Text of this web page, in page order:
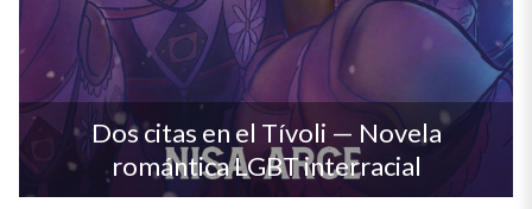
Dos citas en el Tívoli — Novela
romántica LGBT interracial